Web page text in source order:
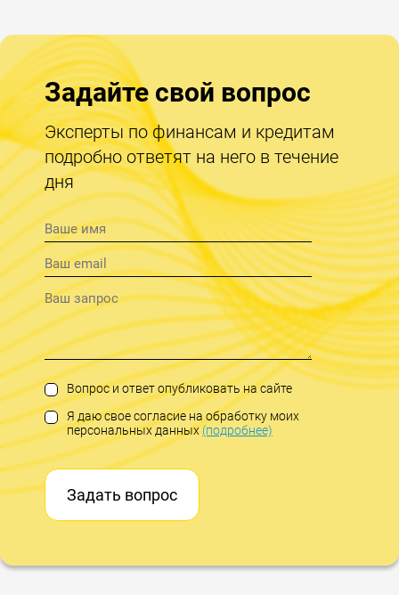
Задайте свой вопрос
Эксперты по финансам и кредитам
подробно ответят на него в течение
дня
Вопрос и ответ опубликовать на сайте
Я даю свое согласие на обработку моих
персональных данных(подробнее)
Задать вопрос